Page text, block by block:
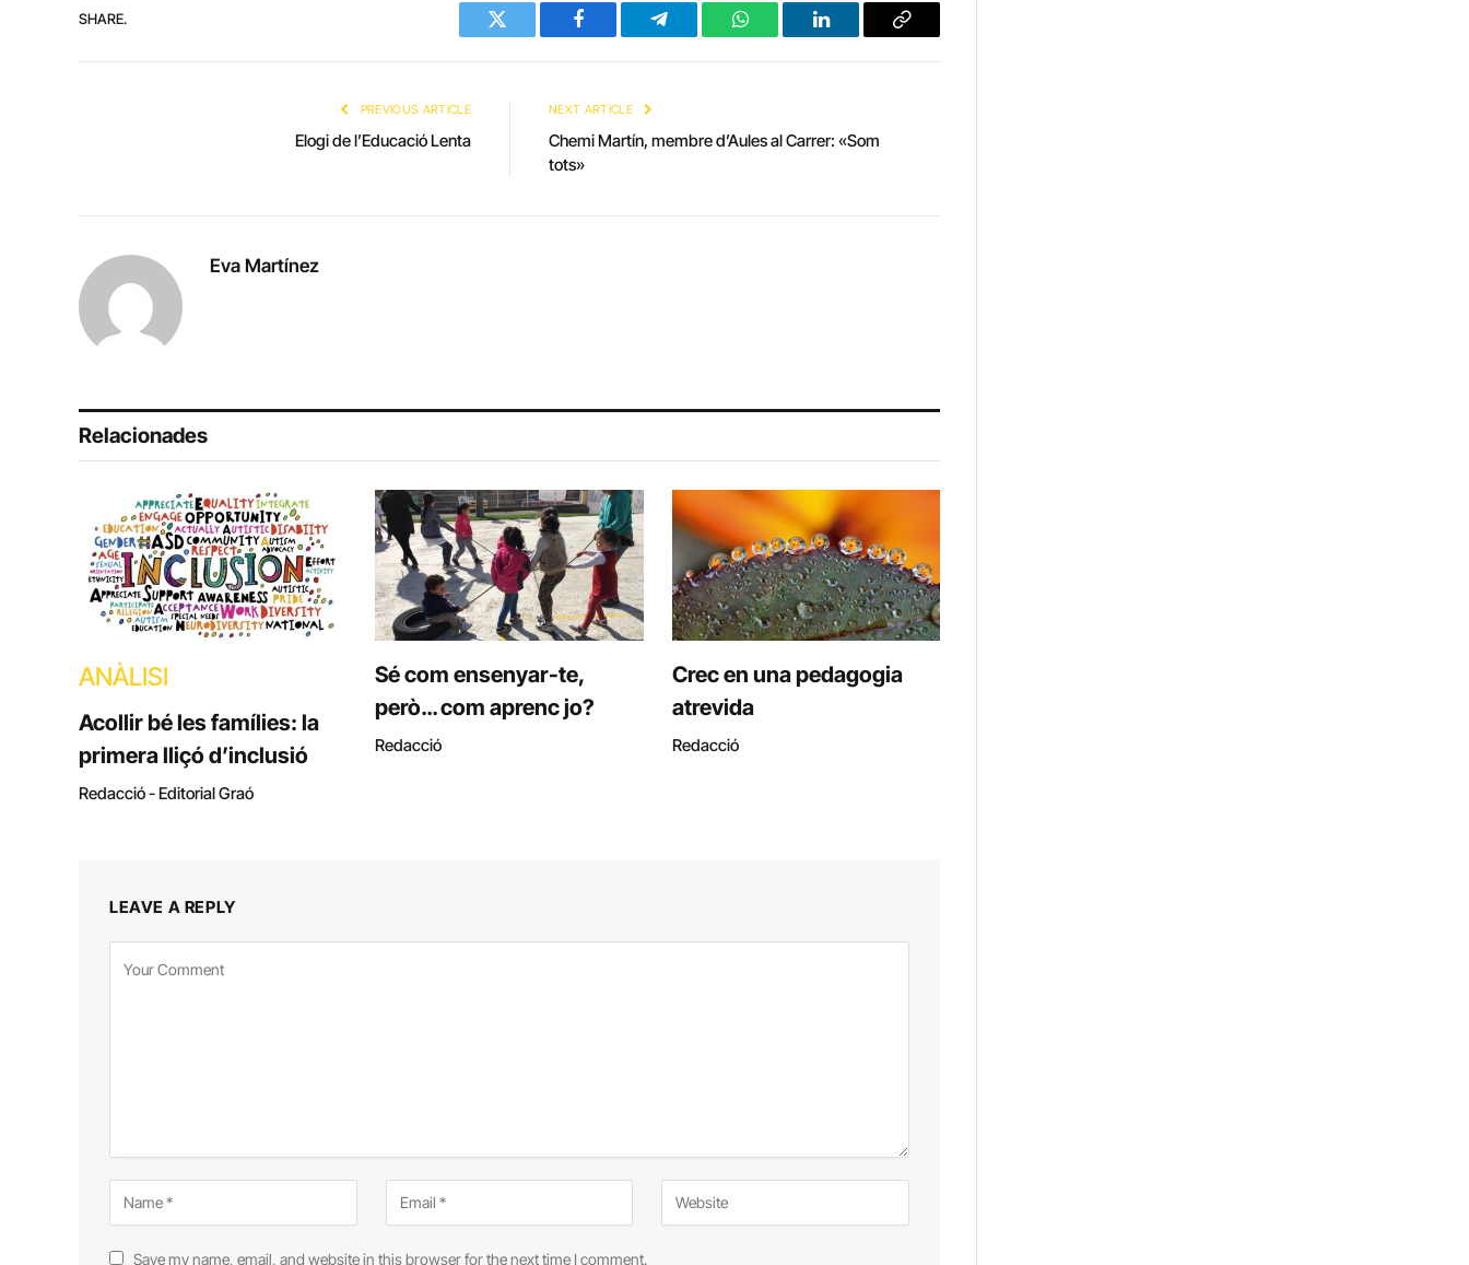
SHARE.
Twitter Facebook Telegram WhatsAppLinkedIn Copy
PREVIOUS ARTICLE
Elogi de l’Educació Lenta
NEXT ARTICLE
Chemi Martín, membre d’Aules al Carrer: «Som
tots»
Eva Martínez
Relacionades
ANÀLISI
Acollir bé les famílies: la
primera lliçó d’inclusió
Redacció - Editorial Graó
Sé com ensenyar-te,
però… com aprenc jo?
Redacció
Crec en una pedagogia
atrevida
Redacció
LEAVE A REPLY
Save my name, email, and website in this browser for the next time I comment.